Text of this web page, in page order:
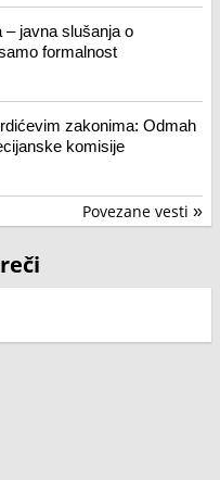
– javna slušanja o
formalnost
zakonima: Odmah
komisije
Povezane vesti »